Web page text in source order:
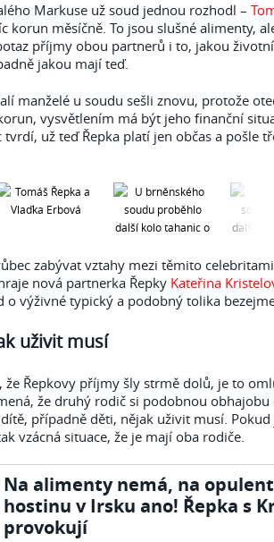
Markuse už soud jednou rozhodl –
korun měsíčně. To jsou slušné alimenty,
příjmy obou partnerů i to, jakou
jakou mají teď.
manželé u soudu sešli znovu, protože
vysvětlením má být jeho finanční
tvrdí, už teď Řepka platí jen občas a pošle
zabývat vztahy mezi těmito
nová partnerka Řepky Kateřina
o výživné typický a podobný tolika
uživit musí
že Řepkovy příjmy šly strmě dolů, je to
že druhý rodič si podobnou
případně děti, nějak uživit musí.
vzácná situace, že je mají oba rodiče.
Na alimenty nemá, na
hostinu v Irsku ano! Řepka s
provokují